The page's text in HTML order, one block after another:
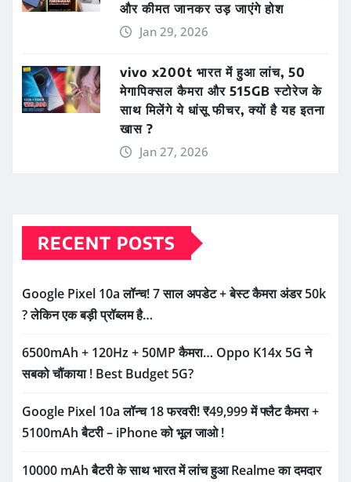
और कीमत जानकर उड़ जाएंगे होश
Jan 29, 2026
vivo x200t भारत में हुआ लांच, 50
मेगापिक्सल कैमरा और 515GB स्टोरेज के
साथ मिलेंगे ये धांसू फीचर, क्यों है यह इतना
खास ?
Jan 27, 2026
RECENT POSTS
Google Pixel 10a लॉन्च! 7 साल अपडेट + बेस्ट कैमरा अंडर 50k
? लेकिन एक बड़ी प्रॉब्लम है…
6500mAh + 120Hz + 50MP कैमरा… Oppo K14x 5G ने
सबको चौंकाया ! Best Budget 5G?
Google Pixel 10a लॉन्च 18 फरवरी! ₹49,999 में फ्लैट कैमरा +
5100mAh बैटरी – iPhone को भूल जाओ !
10000 mAh बैटरी के साथ भारत में लांच हुआ Realme का दमदार